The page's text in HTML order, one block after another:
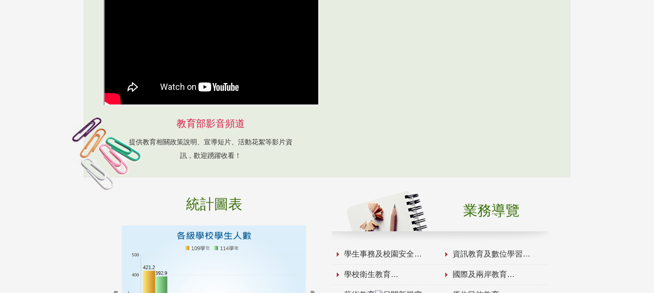
教育部影音頻道
提供教育相關政策說明、宣導短片、活動花絮等影片資
訊，歡迎踴躍收看！
統計圖表 業務導覽
學生事務及校園安全 資訊教育及數位學習
學校衛生教育 國際及兩岸教育